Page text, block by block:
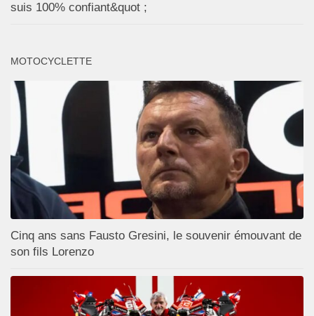
suis 100% confiant&quot ;
MOTOCYCLETTE
Cinq ans sans Fausto Gresini, le souvenir émouvant de
son fils Lorenzo